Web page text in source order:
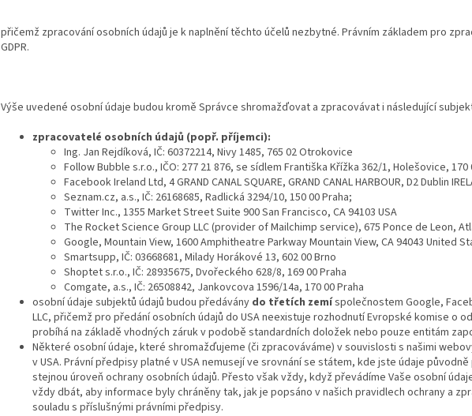
přičemž zpracování osobních údajů je k naplnění těchto účelů nezbytné. Právním základem pro
GDPR.
Výše uvedené osobní údaje budou kromě Správce shromažďovat a zpracovávat i následující
zpracovatelé osobních údajů (popř. příjemci):
Ing. Jan Rejdíková, IČ: 60372214, Nivy 1485, 765 02 Otrokovice
Follow Bubble s.r.o., IČO: 277 21 876, se sídlem Františka Křížka 362/1, Holešovice, 170
Facebook Ireland Ltd, 4 GRAND CANAL SQUARE, GRAND CANAL HARBOUR, D2 Dublin
Seznam.cz, a.s., IČ: 26168685, Radlická 3294/10, 150 00 Praha;
Twitter Inc., 1355 Market Street Suite 900 San Francisco, CA 94103 USA
The Rocket Science Group LLC (provider of Mailchimp service), 675 Ponce de Leon,
Google, Mountain View, 1600 Amphitheatre Parkway Mountain View, CA 94043 United
Smartsupp, IČ: 03668681, Milady Horákové 13, 602 00 Brno
Shoptet s.r.o., IČ: 28935675, Dvořeckého 628/8, 169 00 Praha
Comgate, a.s., IČ: 26508842, Jankovcova 1596/14a, 170 00 Praha
osobní údaje subjektů údajů budou předávány do třetích zemíspolečnostem Google,
LLC, přičemž pro předání osobních údajů do USA neexistuje rozhodnutí Evropské komise o
probíhá na základě vhodných záruk v podobě standardních doložek nebo pouze entitám
Některé osobní údaje, které shromažďujeme (či zpracováváme) v souvislosti s našimi
v USA. Právní předpisy platné v USA nemusejí ve srovnání se státem, kde jste údaje
stejnou úroveň ochrany osobních údajů. Přesto však vždy, když převádíme Vaše osobní
vždy dbát, aby informace byly chráněny tak, jak je popsáno v našich pravidlech ochrany a
souladu s příslušnými právními předpisy.